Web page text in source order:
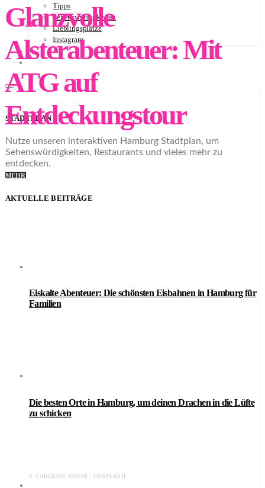
Tipps
Sehenswürdigkeiten
Lieblingsplätze
Instagram
NEWSLETTER
STADTPLAN
Nutze unseren interaktiven Hamburg Stadtplan, um
Sehenswürdigkeiten, Restaurants und vieles mehr zu
entdecken.
MEHR
AKTUELLE BEITRÄGE
Eiskalte Abenteuer: Die schönsten Eisbahnen in Hamburg für
Familien
Die besten Orte in Hamburg, um deinen Drachen in die Lüfte
zu schicken
Glanzvolle
Alsterabenteuer: Mit
ATG auf
Entdeckungstour
© CAROLINE ROOSE | UNSPLASH